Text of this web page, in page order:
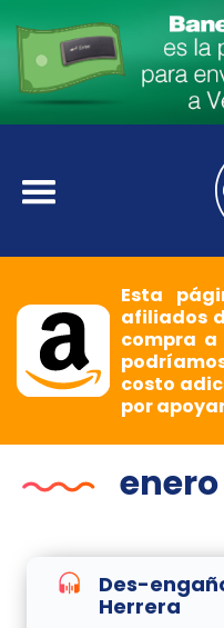
Esta
afiliados
compra a
costo
por
enero
Des-
Herrera